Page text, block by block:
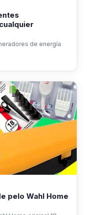
de energía
pelo Wahl Home